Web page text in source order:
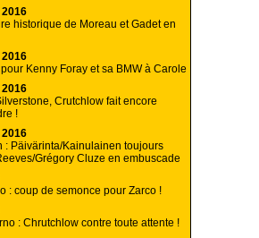
historique de Moreau et Gadet en
Kenny Foray et sa BMW à Carole
Crutchlow fait encore
!
: Päivärinta/Kainulainen toujours
Grégory Cluze en embuscade
: coup de semonce pour Zarco !
: Chrutchlow contre toute attente !